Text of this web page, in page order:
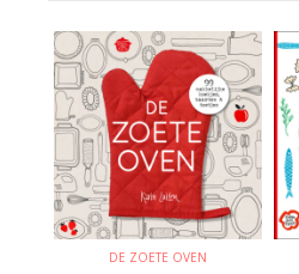
DE ZOETE OVEN